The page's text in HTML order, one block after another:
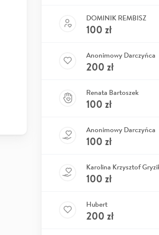
DOMINIK REMBISZ
100 zł
Anonimowy Darczyńca
200 zł
Renata Bartoszek
100 zł
Anonimowy Darczyńca
100 zł
Karolina Krzysztof
100 zł
Hubert
200 zł